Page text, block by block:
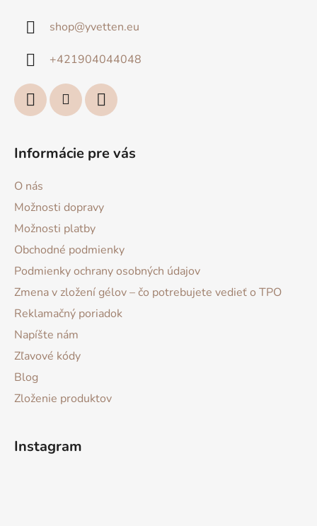
shop@yvetten.eu
+421904044048
Informácie pre vás
O nás
Možnosti dopravy
Možnosti platby
Obchodné podmienky
Podmienky ochrany osobných údajov
Zmena v zložení gélov – čo potrebujete vedieť o TPO
Reklamačný poriadok
Napíšte nám
Zľavové kódy
Blog
Zloženie produktov
Instagram